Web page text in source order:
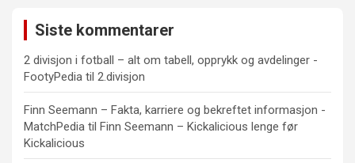
Siste kommentarer
2 divisjon i fotball – alt om tabell, opprykk og avdelinger -
FootyPedia til 2.divisjon
Finn Seemann – Fakta, karriere og bekreftet informasjon -
MatchPedia til Finn Seemann – Kickalicious lenge før
Kickalicious